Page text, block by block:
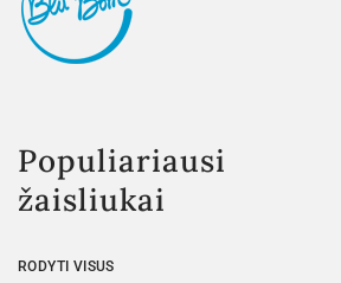
Populiariausi
žaisliukai
RODYTI VISUS